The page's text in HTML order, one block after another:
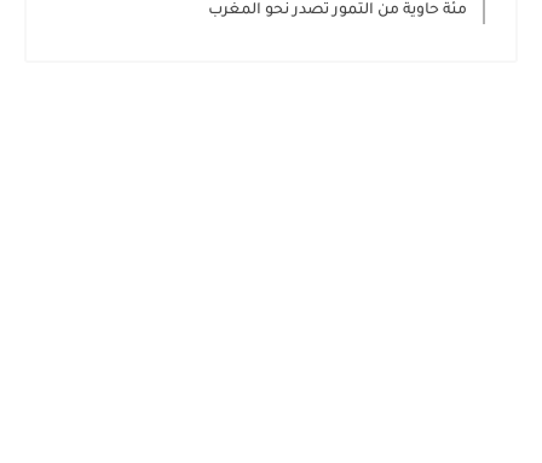
مئة حاوية من التمور تصدر نحو المغرب